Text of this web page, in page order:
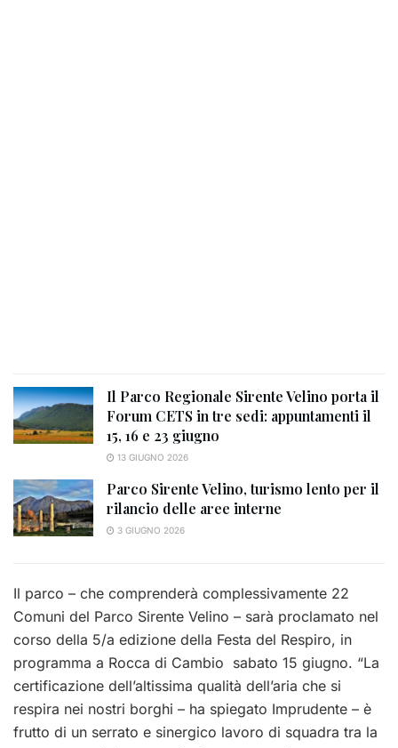
Il Parco Regionale Sirente Velino porta il
Forum CETS in tre sedi: appuntamenti il
15, 16 e 23 giugno
13 GIUGNO 2026
Parco Sirente Velino, turismo lento per il
rilancio delle aree interne
3 GIUGNO 2026
Il parco – che comprenderà complessivamente 22
Comuni del Parco Sirente Velino – sarà proclamato nel
corso della 5/a edizione della Festa del Respiro, in
programma a Rocca di Cambio sabato 15 giugno. “La
certificazione dell’altissima qualità dell’aria che si
respira nei nostri borghi – ha spiegato Imprudente – è
frutto di un serrato e sinergico lavoro di squadra tra la